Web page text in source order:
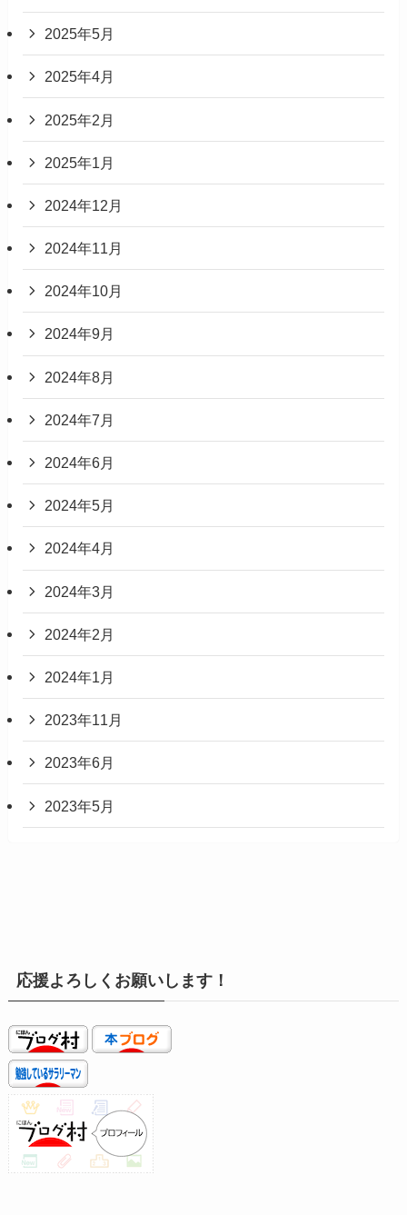
2025年5月
2025年4月
2025年2月
2025年1月
2024年12月
2024年11月
2024年10月
2024年9月
2024年8月
2024年7月
2024年6月
2024年5月
2024年4月
2024年3月
2024年2月
2024年1月
2023年11月
2023年6月
2023年5月
応援よろしくお願いします！